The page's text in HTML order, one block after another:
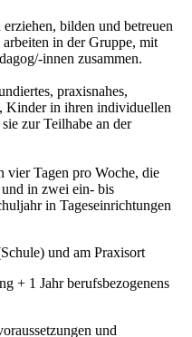
bilden und betreuen
in der Gruppe, mit
innen zusammen.
praxisnahes,
Kinder in ihren individuellen
zur Teilhabe an der
vier Tagen pro Woche, die
in zwei ein- bis
in Tageseinrichtungen
und am Praxisort
+ 1 Jahr berufsbezogenens
und